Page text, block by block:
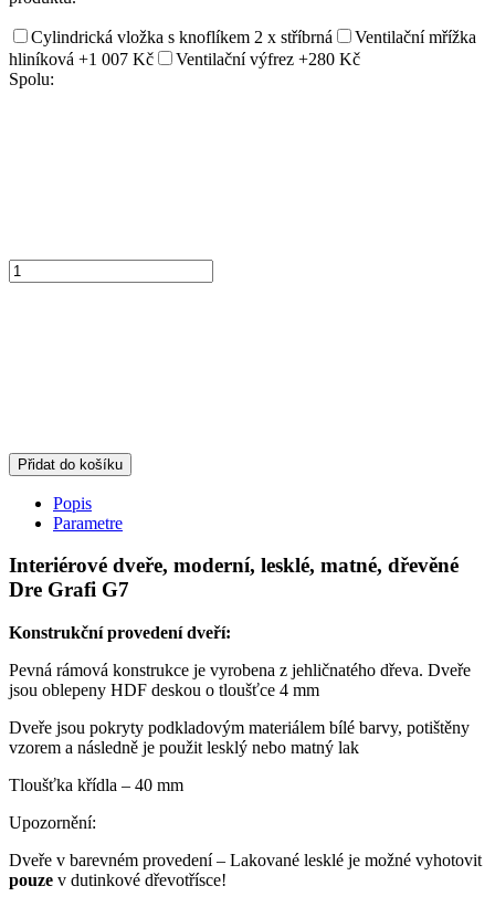
Cylindrická vložka s knoflíkem 2 x stříbrná
Ventilační mřížka
hliníková +1 007 Kč Ventilační výfrez +280 Kč
Spolu:
Přidat do košíku
Popis
Parametre
Interiérové dveře, moderní, lesklé, matné, dřevěné
Dre Grafi G7
Konstrukční provedení dveří:
Pevná rámová konstrukce je vyrobena z jehličnatého dřeva. Dveře
jsou oblepeny HDF deskou o tloušťce 4 mm
Dveře jsou pokryty podkladovým materiálem bílé barvy, potištěny
vzorem a následně je použit lesklý nebo matný lak
Tloušťka křídla – 40 mm
Upozornění:
Dveře v barevném provedení – Lakované lesklé je možné vyhotovit
pouze v dutinkové dřevotřísce!